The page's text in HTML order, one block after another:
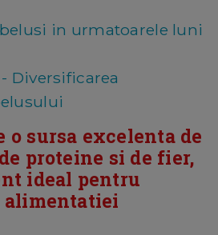
in urmatoarele luni
Diversificarea
o sursa excelenta de
proteine si de fier,
ideal pentru